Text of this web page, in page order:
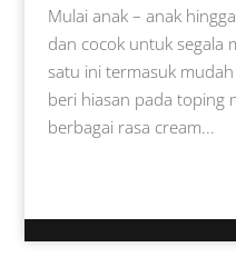
Mulai anak – anak
dan cocok untuk segala
satu ini termasuk
beri hiasan pada toping
berbagai rasa cream...